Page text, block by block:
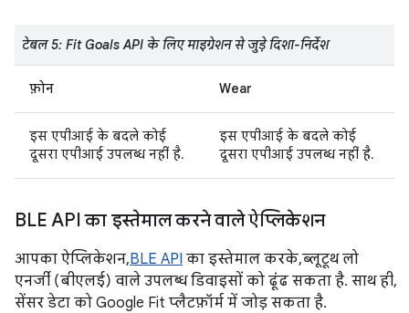
टेबल 5: Fit Goals API के लिए माइग्रेशन से जुड़े दिशा-निर्देश
फ़ोन Wear
इस एपीआई के बदले कोई
दूसरा एपीआई उपलब्ध नहीं है.
इस एपीआई के बदले कोई
दूसरा एपीआई उपलब्ध नहीं है.
BLE API का इस्तेमाल करने वाले ऐप्लिकेशन
आपका ऐप्लिकेशन,BLE API का इस्तेमाल करके, ब्लूटूथ लो
एनर्जी (बीएलई) वाले उपलब्ध डिवाइसों को ढूंढ सकता है. साथ ही,
सेंसर डेटा को Google Fit प्लैटफ़ॉर्म में जोड़ सकता है.